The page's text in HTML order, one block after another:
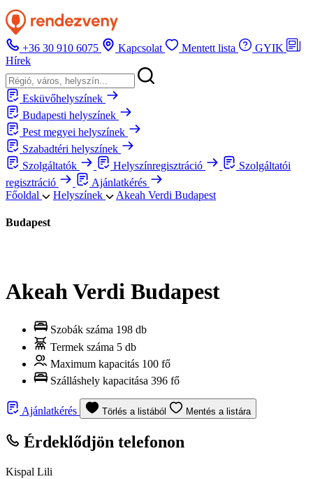
+36 30 910 6075 Kapcsolat Mentett lista
GYIK
Hírek
Esküvőhelyszínek
Budapesti helyszínek
Pest megyei helyszínek
Szabadtéri helyszínek
Szolgáltatók
Helyszínregisztráció
Szolgáltatói
regisztráció
Ajánlatkérés
Főoldal
Helyszínek Akeah Verdi Budapest
Budapest
Akeah Verdi Budapest
Szobák száma 198 db
Termek száma 5 db
Maximum kapacitás 100 fő
Szálláshely kapacitása 396 fő
Ajánlatkérés Törlés a listából Mentés a listára
Érdeklődjön telefonon
Kispal Lili